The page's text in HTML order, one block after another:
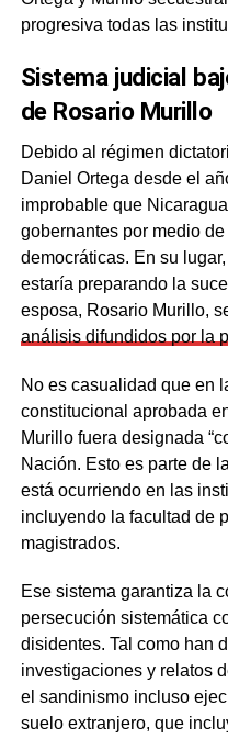
progresiva todas las
Sistema judicial
de Rosario Murillo
Debido al régimen
Daniel Ortega desde el
improbable que
gobernantes por medio
democráticas. En su
estaría preparando la
esposa, Rosario Murillo,
análisis difundidos por la
No es casualidad que en
constitucional aprobada
Murillo fuera designada
Nación. Esto es parte de
está ocurriendo en las
incluyendo la facultad de
magistrados.
Ese sistema garantiza la
persecución sistemática
disidentes. Tal como han
investigaciones y relatos
el sandinismo incluso
suelo extranjero, que